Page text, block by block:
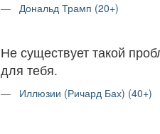
Дональд Трамп (20+)
Не существует такой
для тебя.
Иллюзии (Ричард Бах) (40+)